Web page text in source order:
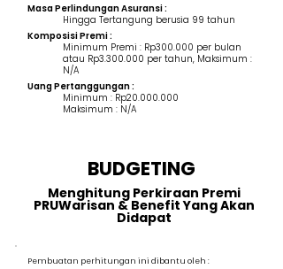
Masa Perlindungan Asuransi :
Hingga Tertangung berusia 99 tahun
Komposisi Premi :
Minimum Premi : Rp300.000 per bulan
atau Rp3.300.000 per tahun, Maksimum :
N/A
Uang Pertanggungan :
Minimum : Rp20.000.000
Maksimum : N/A
BUDGETING
Menghitung Perkiraan Premi
PRUWarisan & Benefit Yang Akan
Didapat
Pembuatan perhitungan ini dibantu oleh :